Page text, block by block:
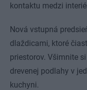
kontaktu medzi
Nová vstupná
dlaždicami, ktoré
priestorov. Všimnite
drevenej podlahy v
kuchyni.